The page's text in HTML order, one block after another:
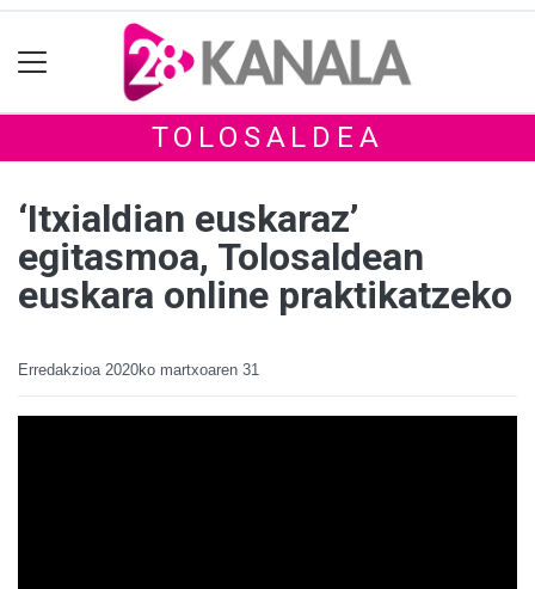
TOLOSALDEA
‘Itxialdian euskaraz’
egitasmoa, Tolosaldean
euskara online praktikatzeko
Erredakzioa 2020ko martxoaren 31